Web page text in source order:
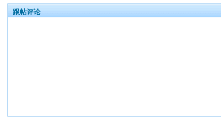
跟帖评论